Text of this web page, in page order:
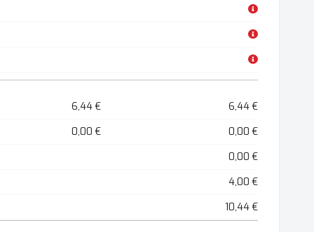
6,44 €
6,44 €
0,00 €
0,00 €
0,00 €
4,00 €
10,44 €